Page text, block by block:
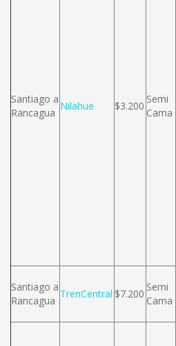
Santiago a
Rancagua
Nilahue $3.200
Semi
Cama
Santiago a
Rancagua
TrenCentral $7.200
Semi
Cama